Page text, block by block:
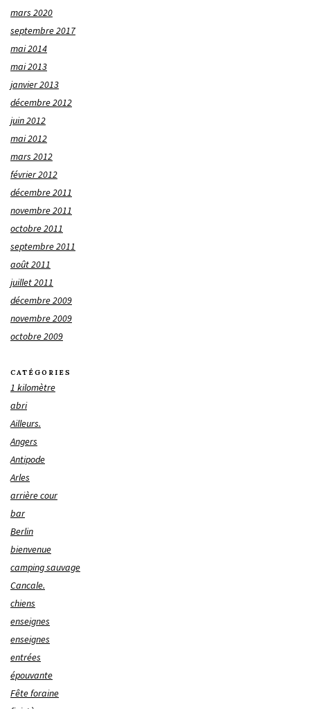
mars 2020
septembre 2017
mai 2014
mai 2013
janvier 2013
décembre 2012
juin 2012
mai 2012
mars 2012
février 2012
décembre 2011
novembre 2011
octobre 2011
septembre 2011
août 2011
juillet 2011
décembre 2009
novembre 2009
octobre 2009
CATÉGORIES
1 kilomètre
abri
Ailleurs.
Angers
Antipode
Arles
arrière cour
bar
Berlin
bienvenue
camping sauvage
Cancale.
chiens
enseignes
enseignes
entrées
épouvante
Fête foraine